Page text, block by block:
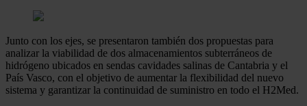
Junto con los ejes, se presentaron también dos propuestas para
analizar la viabilidad de dos almacenamientos subterráneos de
hidrógeno ubicados en sendas cavidades salinas de Cantabria y el
País Vasco, con el objetivo de aumentar la flexibilidad del nuevo
sistema y garantizar la continuidad de suministro en todo el H2Med.